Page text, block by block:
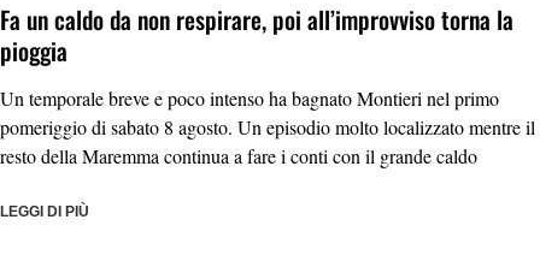
Fa un caldo da non respirare, poi all’improvviso torna la
pioggia
Un temporale breve e poco intenso ha bagnato Montieri nel primo
pomeriggio di sabato 8 agosto. Un episodio molto localizzato mentre il
resto della Maremma continua a fare i conti con il grande caldo
LEGGI DI PIÙ